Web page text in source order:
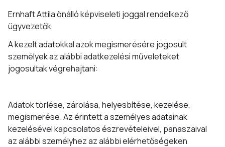
Ernhaft Attila önálló képviseleti joggal rendelkező
ügyvezetők
A kezelt adatokkal azok megismerésére jogosult
személyek az alábbi adatkezelési műveleteket
jogosultak végrehajtani:
Adatok törlése, zárolása, helyesbítése, kezelése,
megismerése. Az érintett a személyes adatainak
kezelésével kapcsolatos észrevételeivel, panaszaival
az alábbi személyhez az alábbi elérhetőségeken